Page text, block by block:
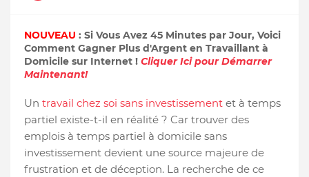
NOUVEAU : Si Vous Avez 45 Minutes par Jour, Voici
Comment Gagner Plus d'Argent en Travaillant à
Domicile sur Internet ! Cliquer Ici pour Démarrer
Maintenant!
Un travail chez soi sans investissement et à temps
partiel existe-t-il en réalité ? Car trouver des
emplois à temps partiel à domicile sans
investissement devient une source majeure de
frustration et de déception. La recherche de ce